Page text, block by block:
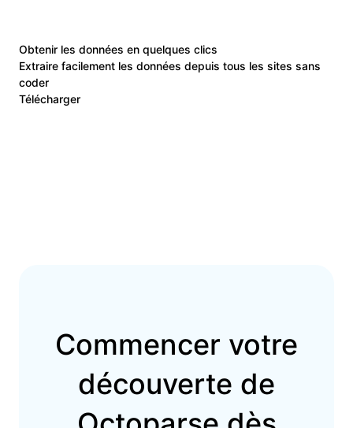
Obtenir les données en quelques clics
Extraire facilement les données depuis tous les sites sans
coder
Télécharger
Commencer votre
découverte de